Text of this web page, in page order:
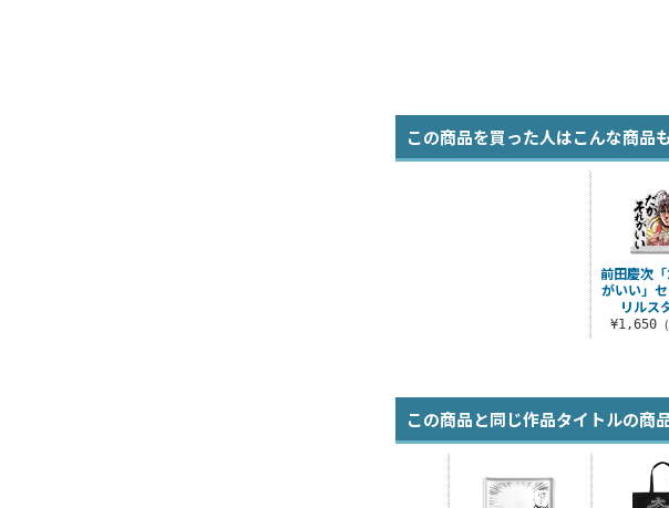
この商品を買った人はこんな商品
前田慶次
がいい」
リルス
¥1,650（
この商品と同じ作品タイトルの商